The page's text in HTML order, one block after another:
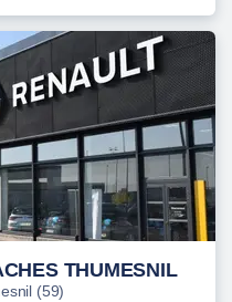
THUMESNIL
(59)